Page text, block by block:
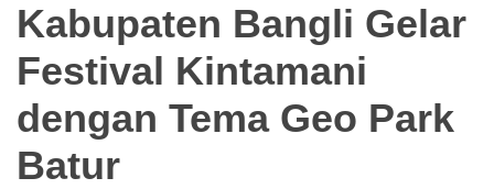
Kabupaten Bangli Gelar
Festival Kintamani
dengan Tema Geo Park
Batur